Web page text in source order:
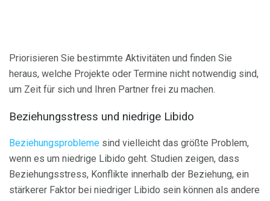
Priorisieren Sie bestimmte Aktivitäten und finden Sie
heraus, welche Projekte oder Termine nicht notwendig sind,
um Zeit für sich und Ihren Partner frei zu machen.
Beziehungsstress und niedrige Libido
Beziehungsprobleme sind vielleicht das größte Problem,
wenn es um niedrige Libido geht. Studien zeigen, dass
Beziehungsstress, Konflikte innerhalb der Beziehung, ein
stärkerer Faktor bei niedriger Libido sein können als andere